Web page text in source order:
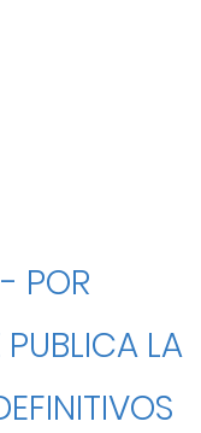
POR
LA